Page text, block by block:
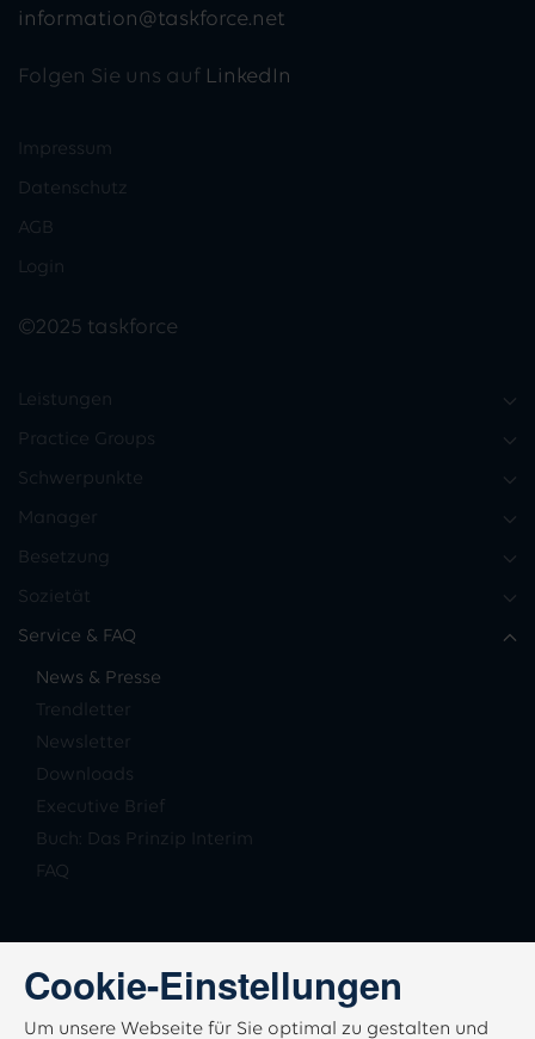
information@taskforce.net
Folgen Sie uns auf LinkedIn
Impressum
Datenschutz
AGB
Login
©2025 taskforce
Leistungen
Practice Groups
Schwerpunkte
Manager
Besetzung
Sozietät
Service & FAQ
News & Presse
Trendletter
Newsletter
Downloads
Executive Brief
Buch: Das Prinzip Interim
FAQ
Cookie-Einstellungen
Um unsere Webseite für Sie optimal zu gestalten und